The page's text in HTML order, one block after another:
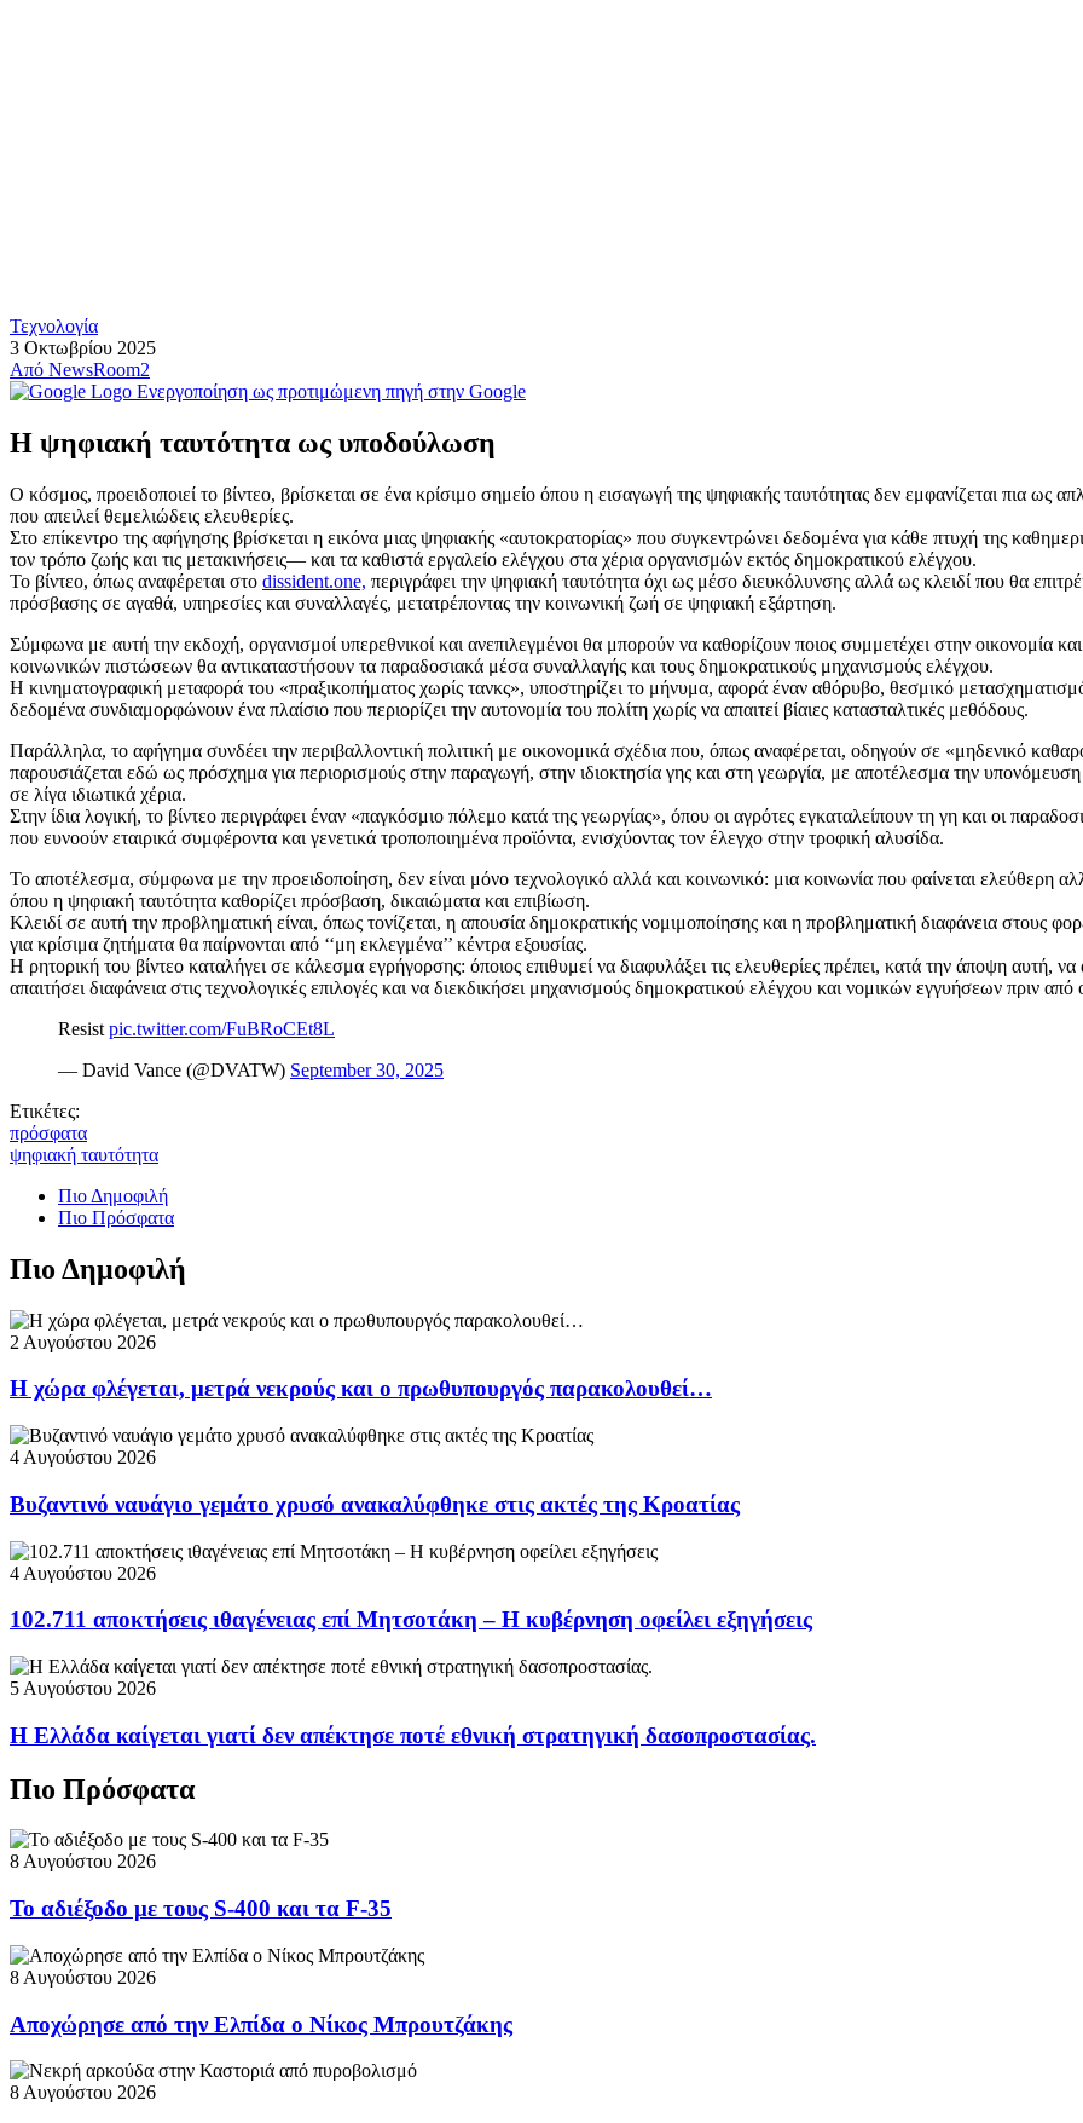
Τεχνολογία
3 Οκτωβρίου 2025
Από NewsRoom2
Ενεργοποίηση ως προτιμώμενη πηγή στην Google
Η ψηφιακή ταυτότητα ως υποδούλωση
Ο κόσμος, προειδοποιεί το βίντεο, βρίσκεται σε ένα κρίσιμο σημείο όπου η εισαγωγή της ψηφιακής ταυτότητας δεν εμφανίζεται πια ως
που απειλεί θεμελιώδεις ελευθερίες.
Στο επίκεντρο της αφήγησης βρίσκεται η εικόνα μιας ψηφιακής «αυτοκρατορίας» που συγκεντρώνει δεδομένα για κάθε πτυχή της
τον τρόπο ζωής και τις μετακινήσεις— και τα καθιστά εργαλείο ελέγχου στα χέρια οργανισμών εκτός δημοκρατικού ελέγχου.
Το βίντεο, όπως αναφέρεται στο dissident.one, περιγράφει την ψηφιακή ταυτότητα όχι ως μέσο διευκόλυνσης αλλά ως κλειδί που θα
πρόσβασης σε αγαθά, υπηρεσίες και συναλλαγές, μετατρέποντας την κοινωνική ζωή σε ψηφιακή εξάρτηση.
Σύμφωνα με αυτή την εκδοχή, οργανισμοί υπερεθνικοί και ανεπιλεγμένοι θα μπορούν να καθορίζουν ποιος συμμετέχει στην οικονομία
κοινωνικών πιστώσεων θα αντικαταστήσουν τα παραδοσιακά μέσα συναλλαγής και τους δημοκρατικούς μηχανισμούς ελέγχου.
Η κινηματογραφική μεταφορά του «πραξικοπήματος χωρίς τανκς», υποστηρίζει το μήνυμα, αφορά έναν αθόρυβο, θεσμικό
δεδομένα συνδιαμορφώνουν ένα πλαίσιο που περιορίζει την αυτονομία του πολίτη χωρίς να απαιτεί βίαιες κατασταλτικές μεθόδους.
Παράλληλα, το αφήγημα συνδέει την περιβαλλοντική πολιτική με οικονομικά σχέδια που, όπως αναφέρεται, οδηγούν σε «μηδενικό
παρουσιάζεται εδώ ως πρόσχημα για περιορισμούς στην παραγωγή, στην ιδιοκτησία γης και στη γεωργία, με αποτέλεσμα την υπονόμευση
σε λίγα ιδιωτικά χέρια.
Στην ίδια λογική, το βίντεο περιγράφει έναν «παγκόσμιο πόλεμο κατά της γεωργίας», όπου οι αγρότες εγκαταλείπουν τη γη και οι
που ευνοούν εταιρικά συμφέροντα και γενετικά τροποποιημένα προϊόντα, ενισχύοντας τον έλεγχο στην τροφική αλυσίδα.
Το αποτέλεσμα, σύμφωνα με την προειδοποίηση, δεν είναι μόνο τεχνολογικό αλλά και κοινωνικό: μια κοινωνία που φαίνεται ελεύθερη
όπου η ψηφιακή ταυτότητα καθορίζει πρόσβαση, δικαιώματα και επιβίωση.
Κλειδί σε αυτή την προβληματική είναι, όπως τονίζεται, η απουσία δημοκρατικής νομιμοποίησης και η προβληματική διαφάνεια στους
για κρίσιμα ζητήματα θα παίρνονται από ‘‘μη εκλεγμένα’’ κέντρα εξουσίας.
Η ρητορική του βίντεο καταλήγει σε κάλεσμα εγρήγορσης: όποιος επιθυμεί να διαφυλάξει τις ελευθερίες πρέπει, κατά την άποψη αυτή,
απαιτήσει διαφάνεια στις τεχνολογικές επιλογές και να διεκδικήσει μηχανισμούς δημοκρατικού ελέγχου και νομικών εγγυήσεων πριν
Resist pic.twitter.com/FuBRoCEt8L
— David Vance (@DVATW) September 30, 2025
Ετικέτες:
πρόσφατα
ψηφιακή ταυτότητα
Πιο Δημοφιλή
Πιο Πρόσφατα
Πιο Δημοφιλή
2 Αυγούστου 2026
Η χώρα φλέγεται, μετρά νεκρούς και ο πρωθυπουργός παρακολουθεί…
4 Αυγούστου 2026
Βυζαντινό ναυάγιο γεμάτο χρυσό ανακαλύφθηκε στις ακτές της Κροατίας
4 Αυγούστου 2026
102.711 αποκτήσεις ιθαγένειας επί Μητσοτάκη – Η κυβέρνηση οφείλει εξηγήσεις
5 Αυγούστου 2026
Η Ελλάδα καίγεται γιατί δεν απέκτησε ποτέ εθνική στρατηγική δασοπροστασίας.
Πιο Πρόσφατα
8 Αυγούστου 2026
Το αδιέξοδο με τους S-400 και τα F-35
8 Αυγούστου 2026
Αποχώρησε από την Ελπίδα ο Νίκος Μπρουτζάκης
8 Αυγούστου 2026